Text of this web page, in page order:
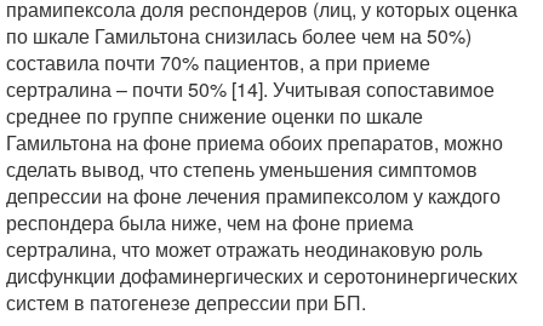
прамипексола доля респондеров (лиц, у которых оценка
по шкале Гамильтона снизилась более чем на 50%)
составила почти 70% пациентов, а при приеме
сертралина – почти 50% [14]. Учитывая сопоставимое
среднее по группе снижение оценки по шкале
Гамильтона на фоне приема обоих препаратов, можно
сделать вывод, что степень уменьшения симптомов
депрессии на фоне лечения прамипексолом у каждого
респондера была ниже, чем на фоне приема
сертралина, что может отражать неодинаковую роль
дисфункции дофаминергических и серотонинергических
систем в патогенезе депрессии при БП.